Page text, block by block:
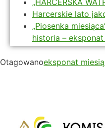
Harcerskie lato
„Piosenka
historia –
Otagowanoeksponat